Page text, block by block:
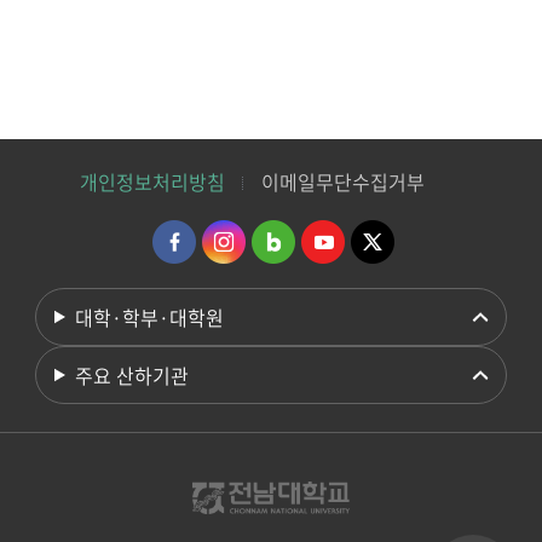
개인정보처리방침 이메일무단수집거부
대학·학부·대학원
주요 산하기관